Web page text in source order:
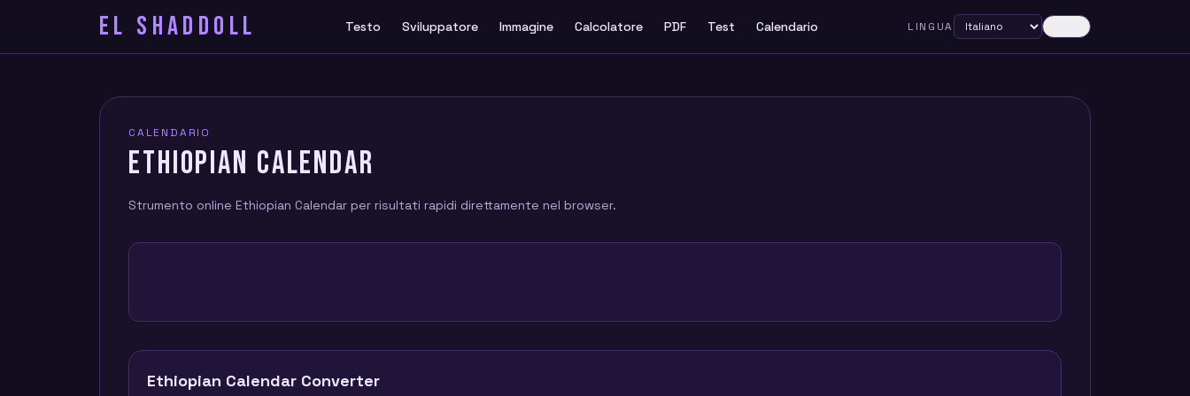
EL SHADDOLL Testo Sviluppatore Immagine Calcolatore PDF Test Calendario LINGUA
CALENDARIO
ETHIOPIAN CALENDAR
Strumento online Ethiopian Calendar per risultati rapidi direttamente nel browser.
Ethiopian Calendar Converter